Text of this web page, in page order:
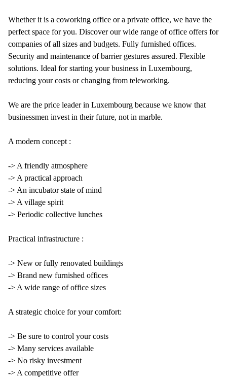
Whether it is a coworking office or a private office, we have the
perfect space for you. Discover our wide range of office offers for
companies of all sizes and budgets. Fully furnished offices.
Security and maintenance of barrier gestures assured. Flexible
solutions. Ideal for starting your business in Luxembourg,
reducing your costs or changing from teleworking.
We are the price leader in Luxembourg because we know that
businessmen invest in their future, not in marble.
A modern concept :
-> A friendly atmosphere
-> A practical approach
-> An incubator state of mind
-> A village spirit
-> Periodic collective lunches
Practical infrastructure :
-> New or fully renovated buildings
-> Brand new furnished offices
-> A wide range of office sizes
A strategic choice for your comfort:
-> Be sure to control your costs
-> Many services available
-> No risky investment
-> A competitive offer